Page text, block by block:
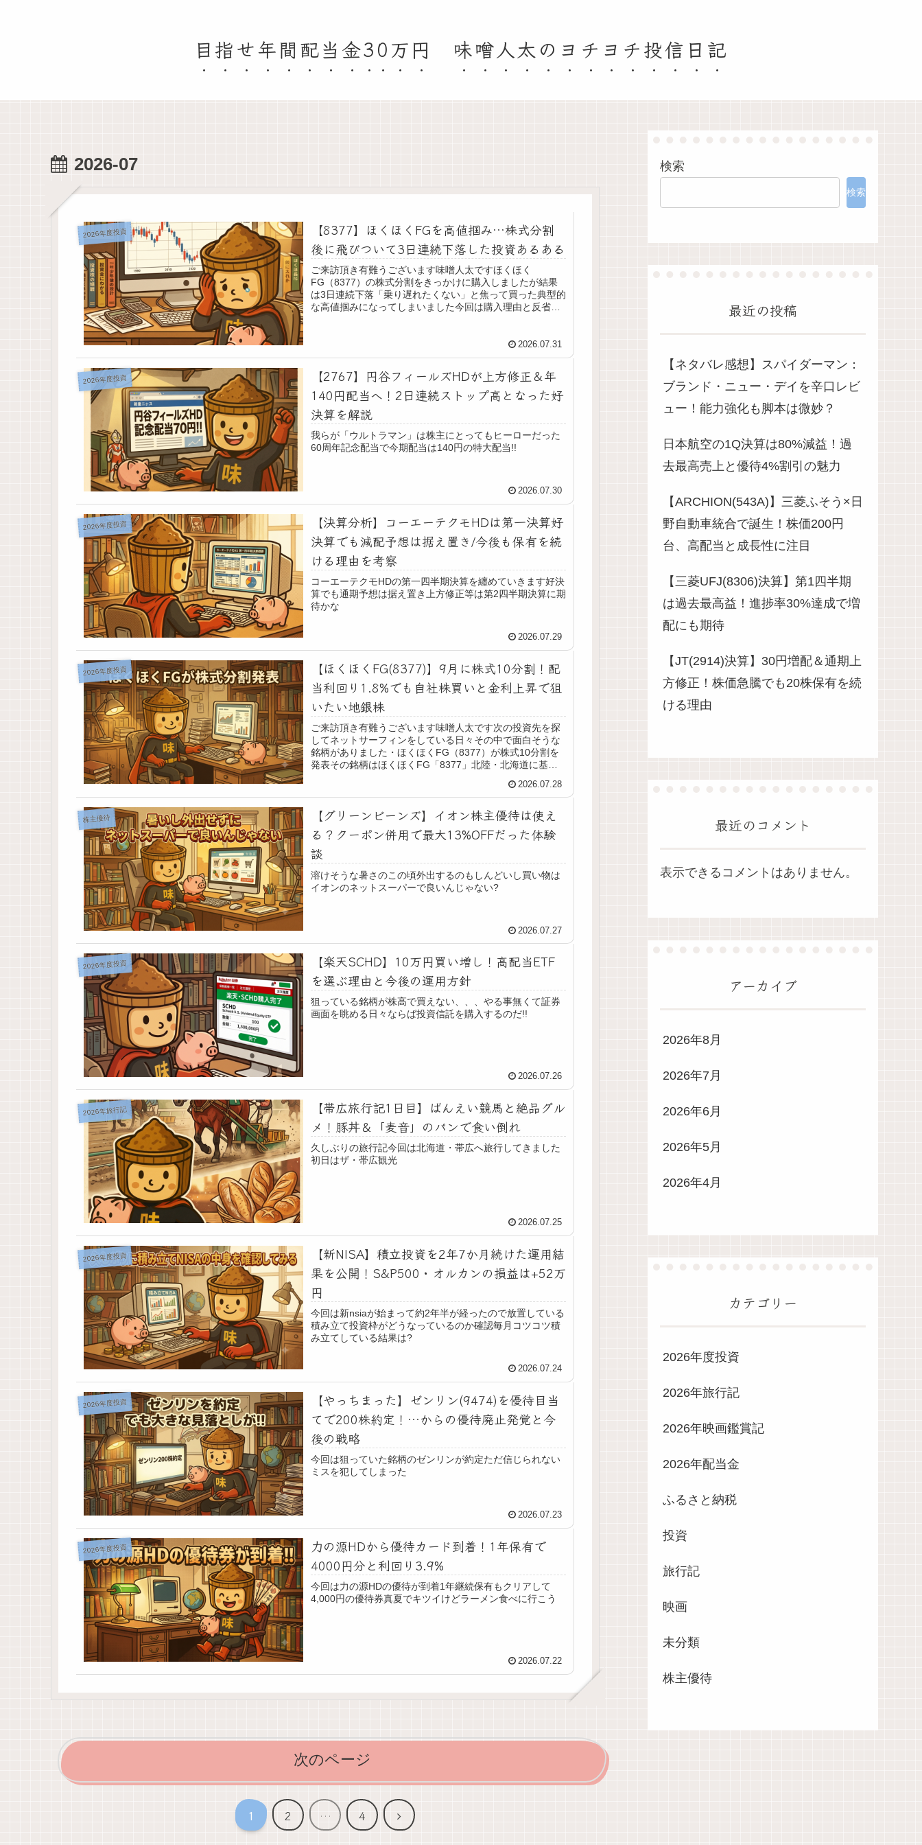
目指せ年間配当金30万円 味噌人太のヨチヨチ投信日記
2026-07
2026年度投資
【8377】ほくほくFGを高値掴み…株式分割
後に飛びついて3日連続下落した投資あるある
ご来訪頂き有難うございます味噌人太ですほくほく
FG（8377）の株式分割をきっかけに購入しましたが結果
は3日連続下落「乗り遅れたくない」と焦って買った典型的
な高値掴みになってしまいました今回は購入理由と反省
2026.07.31
2026年度投資
【2767】円谷フィールズHDが上方修正＆年
140円配当へ！2日連続ストップ高となった好
決算を解説
我らが「ウルトラマン」は株主にとってもヒーローだった
60周年記念配当で今期配当は140円の特大配当!!
2026.07.30
2026年度投資
【決算分析】コーエーテクモHDは第一決算好
決算でも減配予想は据え置き/今後も保有を続
ける理由を考察
コーエーテクモHDの第一四半期決算を纏めていきます好決
算でも通期予想は据え置き上方修正等は第2四半期決算に期
待かな
2026.07.29
2026年度投資
【ほくほくFG(8377)】9月に株式10分割！配
当利回り1.8%でも自社株買いと金利上昇で狙
いたい地銀株
ご来訪頂き有難うございます味噌人太です次の投資先を探
してネットサーフィンをしている日々その中で面白そうな
銘柄がありました・ほくほくFG（8377）が株式10分割を
発表その銘柄はほくほくFG「8377」北陸・北海道に基盤
2026.07.28
株主優待
【グリーンビーンズ】イオン株主優待は使え
る？クーポン併用で最大13%OFFだった体験
談
溶けそうな暑さのこの頃外出するのもしんどいし買い物は
イオンのネットスーパーで良いんじゃない?
2026.07.27
2026年度投資
【楽天SCHD】10万円買い増し！高配当ETF
を選ぶ理由と今後の運用方針
狙っている銘柄が株高で買えない、、、やる事無くて証券
画面を眺める日々ならば投資信託を購入するのだ!!
2026.07.26
2026年旅行記
【帯広旅行記1日目】ばんえい競馬と絶品グル
メ！豚丼＆「麦音」のパンで食い倒れ
久しぶりの旅行記今回は北海道・帯広へ旅行してきました
初日はザ・帯広観光
2026.07.25
2026年度投資
【新NISA】積立投資を2年7か月続けた運用結
果を公開！S&P500・オルカンの損益は+52万
円
今回は新nsiaが始まって約2年半が経ったので放置している
積み立て投資枠がどうなっているのか確認毎月コツコツ積
み立てしている結果は?
2026.07.24
2026年度投資
【やっちまった】ゼンリン(9474)を優待目当
てで200株約定！…からの優待廃止発覚と今
後の戦略
今回は狙っていた銘柄のゼンリンが約定ただ信じられない
ミスを犯してしまった
2026.07.23
2026年度投資
力の源HDから優待カード到着！1年保有で
4000円分と利回り3.9%
今回は力の源HDの優待が到着1年継続保有もクリアして
4,000円の優待券真夏でキツイけどラーメン食べに行こう
2026.07.22
次のページ
1 2 … 4
次
検索
検索
最近の投稿
【ネタバレ感想】スパイダーマン：
ブランド・ニュー・デイを辛口レビ
ュー！能力強化も脚本は微妙？
日本航空の1Q決算は80%減益！過
去最高売上と優待4%割引の魅力
【ARCHION(543A)】三菱ふそう×日
野自動車統合で誕生！株価200円
台、高配当と成長性に注目
【三菱UFJ(8306)決算】第1四半期
は過去最高益！進捗率30%達成で増
配にも期待
【JT(2914)決算】30円増配＆通期上
方修正！株価急騰でも20株保有を続
ける理由
最近のコメント
表示できるコメントはありません。
アーカイブ
2026年8月
2026年7月
2026年6月
2026年5月
2026年4月
カテゴリー
2026年度投資
2026年旅行記
2026年映画鑑賞記
2026年配当金
ふるさと納税
投資
旅行記
映画
未分類
株主優待